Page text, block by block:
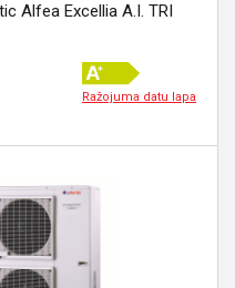
Alfea Excellia A.I. TRI
Ražojuma datu lapa